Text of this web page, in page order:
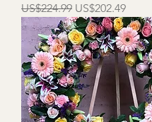
一般價格
US$224.99 促銷價格
US$202.49